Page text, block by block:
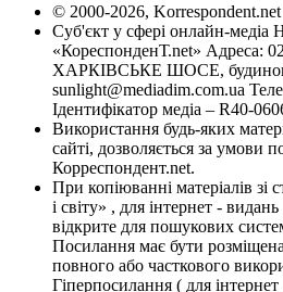
© 2000-2026, Korrespondent.net
Суб'єкт у сфері онлайн-медіа
«КореспонденТ.net» Адреса:
ХАРКІВСЬКЕ ШОСЕ, будинок
sunlight@mediadim.com.ua
Ідентифікатор медіа – R40-
Використання будь-яких
сайті, дозволяється за умови
Корреспондент.net.
При копіюванні матеріалів
і світу» , для інтернет -
відкрите для пошукових
Посилання має бути
повного або часткового
Гіперпосилання ( для